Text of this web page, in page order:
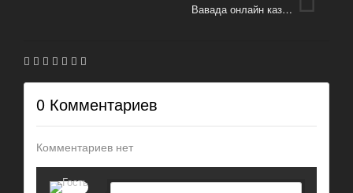
Вавада онлайн казино
0 Комментариев
Комментариев нет